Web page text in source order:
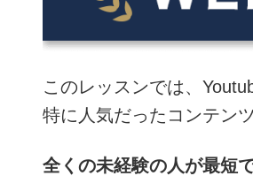
このレッスンでは、
特に人気だったコンテン
全くの未経験の人が最短